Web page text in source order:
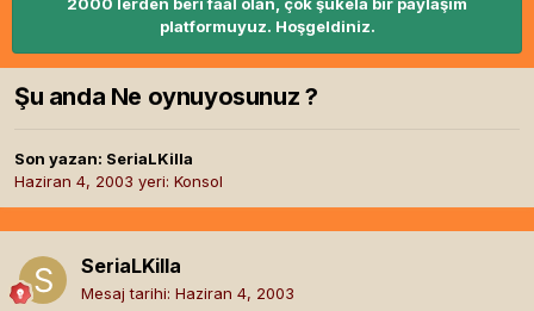
platformuyuz. Hoşgeldiniz.
Şu anda Ne oynuyosunuz ?
Son yazan: SeriaLKilla
Haziran 4, 2003 yeri: Konsol
SeriaLKilla
Mesaj tarihi: Haziran 4, 2003